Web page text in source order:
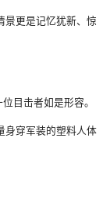
景更是记忆犹新、惊
目击者如是形容。
身穿军装的塑料人体